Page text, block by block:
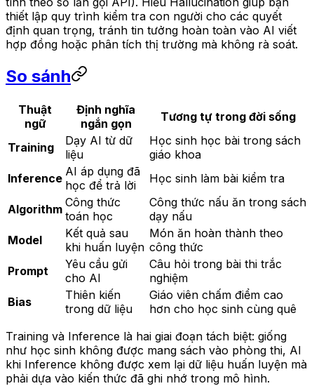
thiết lập quy trình kiểm tra con người cho các quyết
định quan trọng, tránh tin tưởng hoàn toàn vào AI viết
hợp đồng hoặc phân tích thị trường mà không rà soát.
So sánh
Thuật
ngữ
Định nghĩa
ngắn gọn
Tương tự trong đời sống
Training
Dạy AI từ dữ
liệu
Học sinh học bài trong sách
giáo khoa
Inference AI áp dụng đã
học để trả lời
Học sinh làm bài kiểm tra
Algorithm Công thức
toán học
Công thức nấu ăn trong sách
dạy nấu
Model
Kết quả sau
khi huấn luyện
Món ăn hoàn thành theo
công thức
Prompt
Yêu cầu gửi
cho AI
Câu hỏi trong bài thi trắc
nghiệm
Bias
Thiên kiến
trong dữ liệu
Giáo viên chấm điểm cao
hơn cho học sinh cùng quê
Training và Inference là hai giai đoạn tách biệt: giống
như học sinh không được mang sách vào phòng thi, AI
khi Inference không được xem lại dữ liệu huấn luyện mà
phải dựa vào kiến thức đã ghi nhớ trong mô hình.